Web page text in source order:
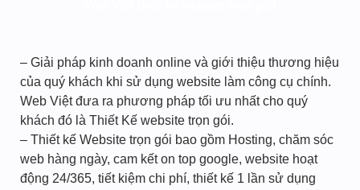
– Giải pháp kinh doanh online và giới thiệu thương hiệu
của quý khách khi sử dụng website làm công cụ chính.
Web Việt đưa ra phương pháp tối ưu nhất cho quý
khách đó là Thiết Kế website trọn gói.
– Thiết kế Website trọn gói bao gồm Hosting, chăm sóc
web hàng ngày, cam kết on top google, website hoạt
động 24/365, tiết kiệm chi phí, thiết kế 1 lần sử dụng